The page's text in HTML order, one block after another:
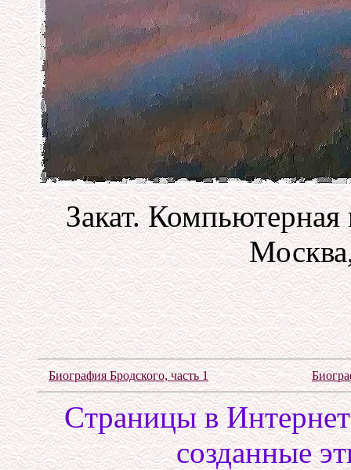
Закат.
Биография Бродского, часть 1
Cтраницы в
созданные